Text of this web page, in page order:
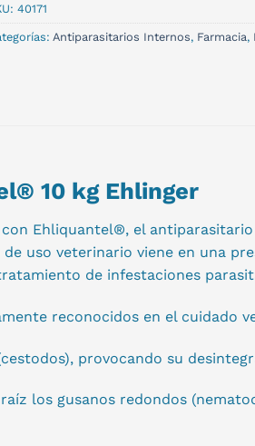
40171
Antiparasitarios Internos, Farmacia,
10 kg Ehlinger
Ehliquantel®, el
uso veterinario viene en una
de infestaciones
reconocidos en el cuidado
provocando su
los gusanos redondos